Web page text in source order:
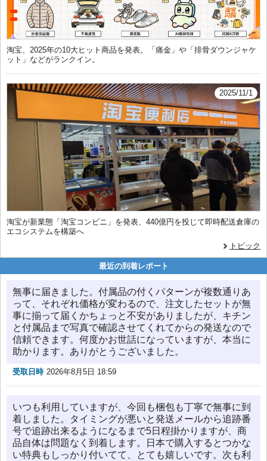
淘宝、2025年の10大ヒット商品を発表。「痛金」や「排骨ダウンジャケ
ット」などがランクイン。
2025/11/1
淘宝が新業態「淘宝コンビニ」を発表、440億円を投じて即時配送倉庫の
エコシステムを構築へ
トピック
最近の到着レポート
無事に届きました。付属品の付くパターンが複数通りあ
って、それぞれ価格が変わるので、注文したセットが無
事に揃って届くかちょっと不安がありましたが、キチン
と付属品まで写真で確認させてくれてからの発送なので
信頼できます。何度かお世話になっていますが、本当に
助かります。ありがとうございました。
受取日時 2026年8月5日 18:59
いつも利用していますが、今回も梱包も丁寧で無事に到
着しました。タイミングが悪いと発送メールから追跡番
号で追跡出来るようになるまで5日程掛かりますが、商
品自体は問題なく到着します。日本で購入するとつかな
い特典もしっかり付いてて、とても嬉しいです。次も利